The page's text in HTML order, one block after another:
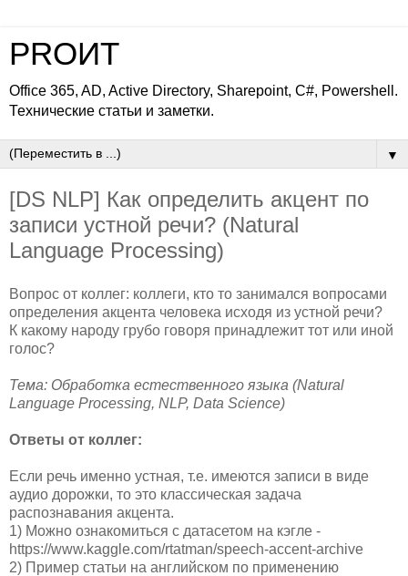
PROИТ
Office 365, AD, Active Directory, Sharepoint, C#, Powershell.
Технические статьи и заметки.
▼
[DS NLP] Как определить акцент по
записи устной речи? (Natural
Language Processing)
Вопрос от коллег: коллеги, кто то занимался вопросами
определения акцента человека исходя из устной речи?
К какому народу грубо говоря принадлежит тот или иной
голос?
Тема: Обработка естественного языка (Natural
Language Processing, NLP, Data Science)
Ответы от коллег:
Если речь именно устная, т.е. имеются записи в виде
аудио дорожки, то это классическая задача
распознавания акцента.
1) Можно ознакомиться с датасетом на кэгле -
https://www.kaggle.com/rtatman/speech-accent-archive
2) Пример статьи на английском по применению